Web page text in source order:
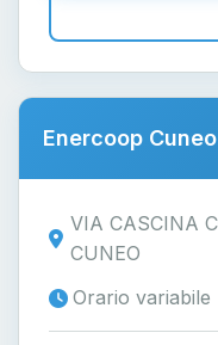
Enercoop Cuneo
VIA CASCINA
CUNEO
Orario variabile